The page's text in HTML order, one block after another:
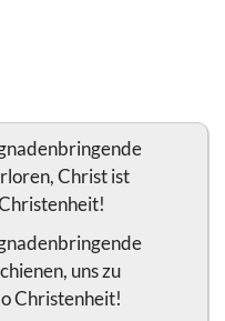
Christ ist
uns zu
Christenheit!